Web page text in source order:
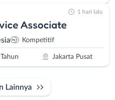
Associate
Kompetitif
Jakarta Pusat
1 hari lalu
Lainnya